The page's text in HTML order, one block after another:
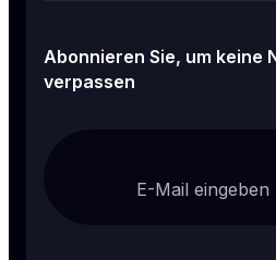
Abonnieren Sie, um keine
verpassen
E-Mail eingeben